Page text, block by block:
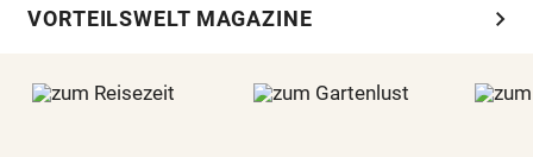
VORTEILSWELT MAGAZINE chevron_right